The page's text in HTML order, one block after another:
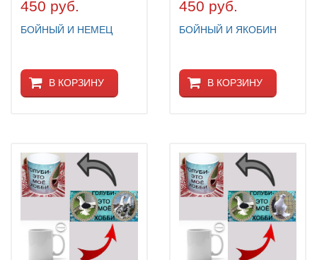
НОВИНКИ ДЛЯ ГОЛУБЕЙ
КНИГИ О ГОЛУБЯХ
СРЕДСТВА ОТ КРЫС
450 руб.
БОЙНЫЙ И НЕМЕЦ
В КОРЗИНУ
450 руб.
БОЙНЫЙ И ЯКОБИН
В КОРЗИНУ